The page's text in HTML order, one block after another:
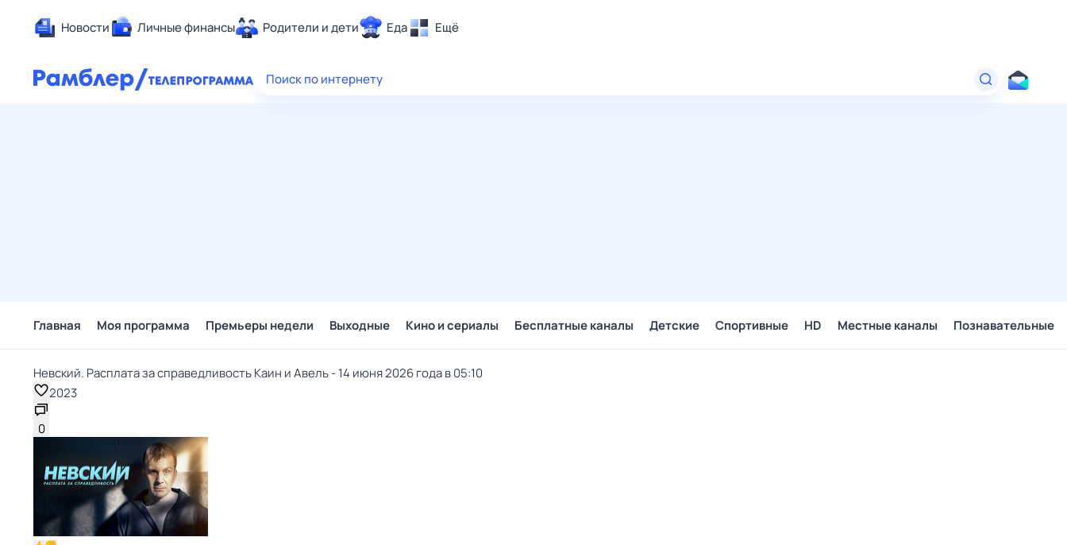
Новости Личные финансы Родители и дети Еда Ещё
Здоровье
Поиск по интернету
Главная Моя программа Премьеры недели Выходные Кино и сериалы Бесплатные каналы Детские Спортивные HD Местные каналы Познавательные
Невский. Расплата за справедливость Каин и Авель - 14 июня 2026 года в 05:10
2023
0